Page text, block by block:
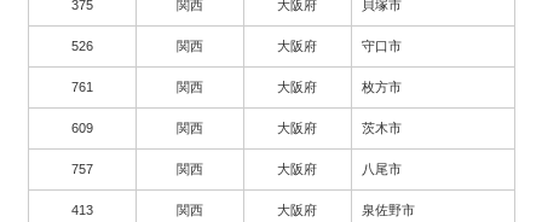
375 関西 大阪府 貝塚市
526 関西 大阪府 守口市
761 関西 大阪府 枚方市
609 関西 大阪府 茨木市
757 関西 大阪府 八尾市
413 関西 大阪府 泉佐野市